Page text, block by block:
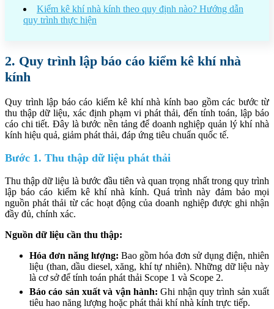
Kiểm kê khí nhà kính theo quy định nào? Hướng dẫn
quy trình thực hiện
2. Quy trình lập báo cáo kiểm kê khí nhà
kính
Quy trình lập báo cáo kiểm kê khí nhà kính bao gồm các bước từ
thu thập dữ liệu, xác định phạm vi phát thải, đến tính toán, lập báo
cáo chi tiết. Đây là bước nền tảng để doanh nghiệp quản lý khí nhà
kính hiệu quả, giảm phát thải, đáp ứng tiêu chuẩn quốc tế.
Bước 1. Thu thập dữ liệu phát thải
Thu thập dữ liệu là bước đầu tiên và quan trọng nhất trong quy trình
lập báo cáo kiểm kê khí nhà kính. Quá trình này đảm bảo mọi
nguồn phát thải từ các hoạt động của doanh nghiệp được ghi nhận
đầy đủ, chính xác.
Nguồn dữ liệu cần thu thập:
Hóa đơn năng lượng: Bao gồm hóa đơn sử dụng điện, nhiên
liệu (than, dầu diesel, xăng, khí tự nhiên). Những dữ liệu này
là cơ sở để tính toán phát thải Scope 1 và Scope 2.
Báo cáo sản xuất và vận hành: Ghi nhận quy trình sản xuất
tiêu hao năng lượng hoặc phát thải khí nhà kính trực tiếp.